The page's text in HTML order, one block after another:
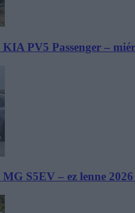
PV5 Passenger –
S5EV – ez lenne